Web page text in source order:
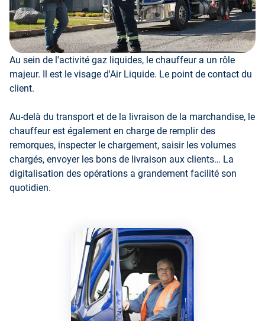
Au sein de l'activité gaz liquides, le chauffeur a un rôle
majeur. Il est le visage d'Air Liquide. Le point de contact du
client.
Au-delà du transport et de la livraison de la marchandise, le
chauffeur est également en charge de remplir des
remorques, inspecter le chargement, saisir les volumes
chargés, envoyer les bons de livraison aux clients… La
digitalisation des opérations a grandement facilité son
quotidien.